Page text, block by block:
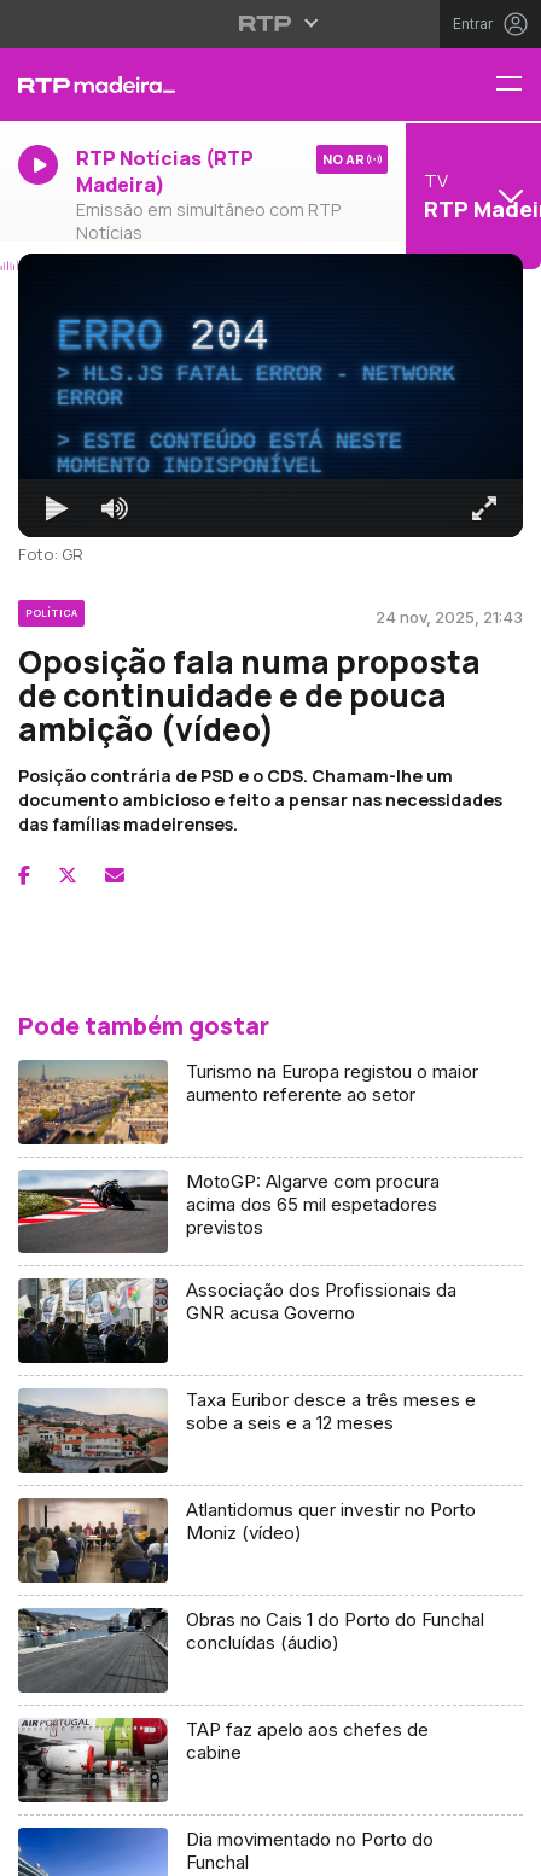
Entrar
RTP Notícias (RTP
Madeira)
Emissão em simultâneo com RTP
Notícias
NO AR
TV
RTP
ERRO204
HLS.JS FATAL ERROR - NETWORK
ERROR
ESTE CONTEÚDO ESTÁ NESTE
MOMENTO INDISPONÍVEL
Foto: GR
POLÍTICA 24 nov, 2025, 21:43
Oposição fala numa proposta
de continuidade e de pouca
ambição (vídeo)
Posição contrária de PSD e o CDS. Chamam-lhe um
documento ambicioso e feito a pensar nas necessidades
das famílias madeirenses.
Pode também gostar
Turismo na Europa registou o maior
aumento referente ao setor
MotoGP: Algarve com procura
acima dos 65 mil espetadores
previstos
Associação dos Profissionais da
GNR acusa Governo
Taxa Euribor desce a três meses e
sobe a seis e a 12 meses
Atlantidomus quer investir no Porto
Moniz (vídeo)
Obras no Cais 1 do Porto do Funchal
concluídas (áudio)
TAP faz apelo aos chefes de
cabine
Dia movimentado no Porto do
Funchal